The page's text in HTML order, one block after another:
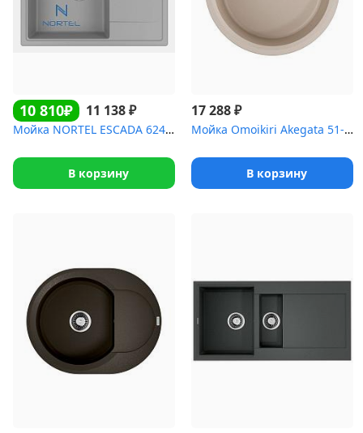
10 810₽ 11 138₽
Мойка NORTEL ESCADA 6248 GR
В корзину
17 288₽
Мойка Omoikiri Akegata 51-SA Artgranit/бежевый
В корзину